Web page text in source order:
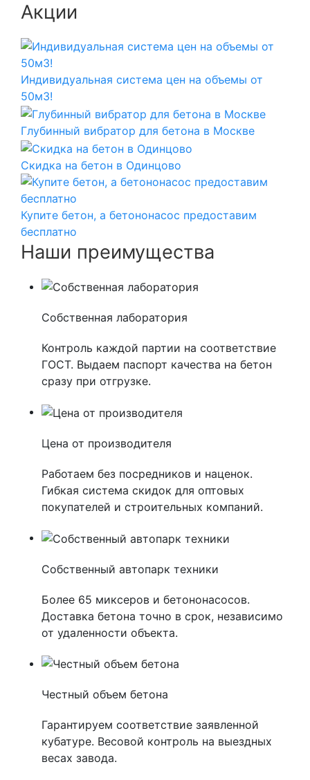
Акции
Индивидуальная система цен на объемы от
50м3!
Глубинный вибратор для бетона в Москве
Скидка на бетон в Одинцово
Купите бетон, а бетононасос предоставим
бесплатно
Наши преимущества
Собственная лаборатория
Контроль каждой партии на соответствие
ГОСТ. Выдаем паспорт качества на бетон
сразу при отгрузке.
Цена от производителя
Работаем без посредников и наценок.
Гибкая система скидок для оптовых
покупателей и строительных компаний.
Собственный автопарк техники
Более 65 миксеров и бетононасосов.
Доставка бетона точно в срок, независимо
от удаленности объекта.
Честный объем бетона
Гарантируем соответствие заявленной
кубатуре. Весовой контроль на выездных
весах завода.